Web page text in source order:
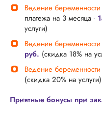
Ведение
платежа на 3 месяца -
услуги)
Ведение
руб. (скидка 18% на
Ведение беременности
(скидка 20% на услуги)
Приятные бонусы при